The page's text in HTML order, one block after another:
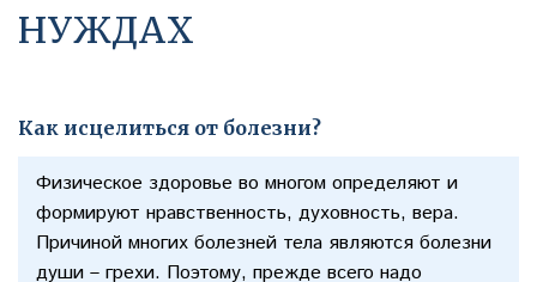
НУЖДАХ
Как исцелиться от болезни?
Физическое здоровье во многом определяют и
формируют нравственность, духовность, вера.
Причиной многих болезней тела являются болезни
души – грехи. Поэтому, прежде всего надо